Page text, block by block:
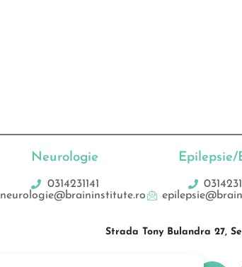
Neurologie
0314231141
neurologie@braininstitute.ro
Epilepsie/
Strada Tony Bulandra 27,